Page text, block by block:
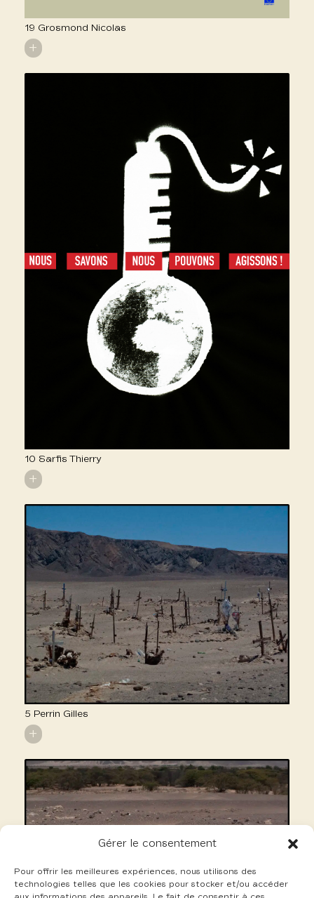
Gérer le consentement
Pour offrir les meilleures expériences, nous utilisons des
technologies telles que les cookies pour stocker et/ou accéder
19 Grosmond Nicolas
+
10 Sarfis Thierry
+
5 Perrin Gilles
+